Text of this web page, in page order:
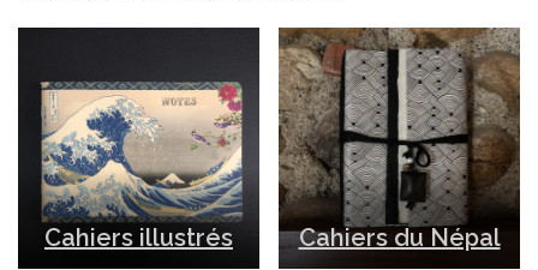
Cahiers illustrés Cahiers du Népal